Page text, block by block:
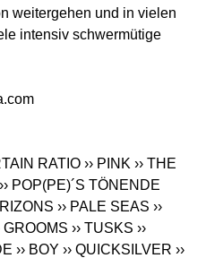
weitergehen und in vielen
intensiv schwermütige
RATIO ›› PINK ›› THE
›› POP(PE)´S TÖNENDE
›› PALE SEAS ››
GROOMS ›› TUSKS ››
›› BOY ›› QUICKSILVER ››